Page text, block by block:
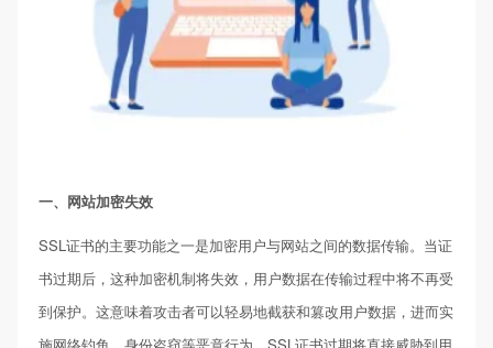
一、网站加密失效
SSL证书的主要功能之一是加密用户与网站之间的数据传输。当证
书过期后，这种加密机制将失效，用户数据在传输过程中将不再受
到保护。这意味着攻击者可以轻易地截获和篡改用户数据，进而实